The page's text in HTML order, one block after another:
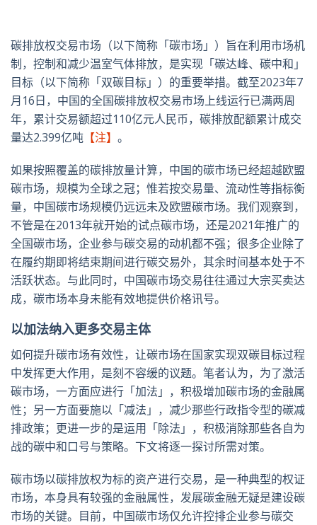
特
书
英
郵
碳排放权交易市场（以下简称「碳市场」）旨在利用市场机
制，控制和减少温室气体排放，是实现「碳达峰、碳中和」
目标（以下简称「双碳目标」）的重要举措。截至2023年7
月16日，中国的全国碳排放权交易市场上线运行已满两周
年，累计交易额超过110亿元人民币，碳排放配额累计成交
量达2.399亿吨 【注】 。
如果按照覆盖的碳排放量计算，中国的碳市场已经超越欧盟
碳市场，规模为全球之冠；惟若按交易量、流动性等指标衡
量，中国碳市场规模仍远远未及欧盟碳市场。我们观察到，
不管是在2013年就开始的试点碳市场，还是2021年推广的
全国碳市场，企业参与碳交易的动机都不强；很多企业除了
在履约期即将结束期间进行碳交易外，其余时间基本处于不
活跃状态。与此同时，中国碳市场交易往往通过大宗买卖达
成，碳市场本身未能有效地提供价格讯号。
以加法纳入更多交易主体
如何提升碳市场有效性，让碳市场在国家实现双碳目标过程
中发挥更大作用，是刻不容缓的议题。笔者认为，为了激活
碳市场，一方面应进行「加法」，积极增加碳市场的金融属
性；另一方面要施以「减法」，减少那些行政指令型的碳减
排政策；更进一步的是运用「除法」，积极消除那些各自为
战的碳中和口号与策略。下文将逐一探讨所需对策。
碳市场以碳排放权为标的资产进行交易，是一种典型的权证
市场，本身具有较强的金融属性，发展碳金融无疑是建设碳
市场的关键。目前，中国碳市场仅允许控排企业参与碳交